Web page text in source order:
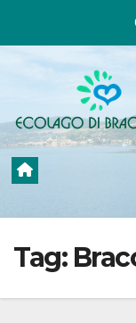
contenuto
Tag: